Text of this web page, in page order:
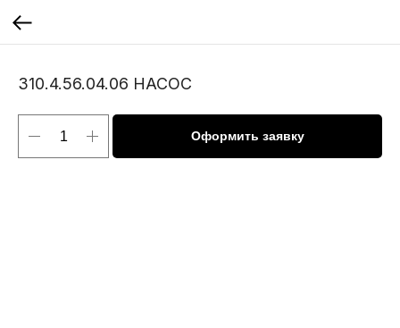
310.4.56.04.06 НАСОС
Оформить заявку